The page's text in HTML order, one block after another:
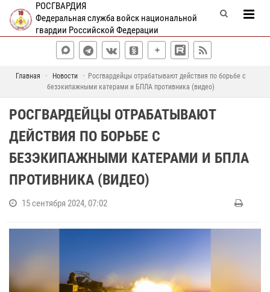
РОСГВАРДИЯ
Федеральная служба войск национальной
гвардии Российской Федерации
Главная Новости
Росгвардейцы отрабатывают действия по борьбе с
безэкипажными катерами и БПЛА противника (видео)
РОСГВАРДЕЙЦЫ ОТРАБАТЫВАЮТ
ДЕЙСТВИЯ ПО БОРЬБЕ С
БЕЗЭКИПАЖНЫМИ КАТЕРАМИ И БПЛА
ПРОТИВНИКА (ВИДЕО)
15 сентября 2024, 07:02